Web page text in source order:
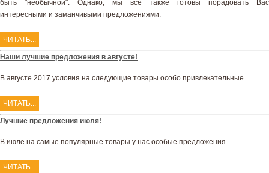
быть "необычной". Однако, мы всё также готовы порадовать Вас
интересными и заманчивыми предложениями.
ЧИТАТЬ...
Наши лучшие предложения в августе!
В августе 2017 условия на следующие товары особо привлекательные..
ЧИТАТЬ...
Лучшие предложения июля!
В июле на самые популярные товары у нас особые предложения...
ЧИТАТЬ...